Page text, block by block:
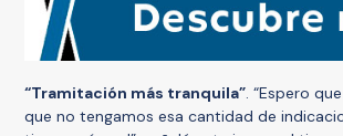
“Tramitación más tranquila”. “Espero
que no tengamos esa cantidad de